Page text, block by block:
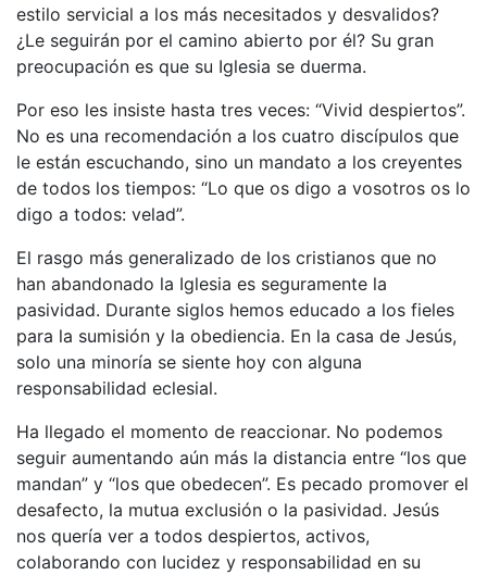
estilo servicial a los más necesitados y desvalidos?
¿Le seguirán por el camino abierto por él? Su gran
preocupación es que su Iglesia se duerma.
Por eso les insiste hasta tres veces: “Vivid despiertos”.
No es una recomendación a los cuatro discípulos que
le están escuchando, sino un mandato a los creyentes
de todos los tiempos: “Lo que os digo a vosotros os lo
digo a todos: velad”.
El rasgo más generalizado de los cristianos que no
han abandonado la Iglesia es seguramente la
pasividad. Durante siglos hemos educado a los fieles
para la sumisión y la obediencia. En la casa de Jesús,
solo una minoría se siente hoy con alguna
responsabilidad eclesial.
Ha llegado el momento de reaccionar. No podemos
seguir aumentando aún más la distancia entre “los que
mandan” y “los que obedecen”. Es pecado promover el
desafecto, la mutua exclusión o la pasividad. Jesús
nos quería ver a todos despiertos, activos,
colaborando con lucidez y responsabilidad en su